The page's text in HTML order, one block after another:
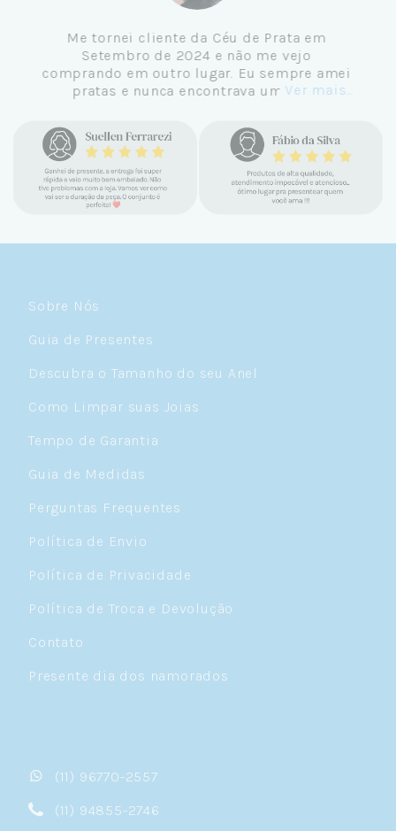
Me tornei cliente da Céu de Prata em
Setembro de 2024 e não me vejo
comprando em outro lugar. Eu sempre amei
pratas e nunca encontrava uma loja
encontrar a Céu. Atendimento
personalizado, verdadeiras jóias prata 925,
mimos e brindes incríveis. Virei cliente fiel
e amo demais as pratas que são lindas, tem
um brilho incrível e preço super justo. Fora
Ver mais...
Sobre Nós
Guia de Presentes
Descubra o Tamanho do seu Anel
Como Limpar suas Joias
Tempo de Garantia
Guia de Medidas
Perguntas Frequentes
Política de Envio
Política de Privacidade
Política de Troca e Devolução
Contato
Presente dia dos namorados
(11) 96770-2557
(11) 94855-2746